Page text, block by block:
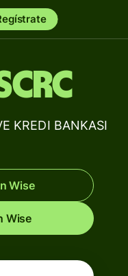
KREDI BANKASI
Wise
Wise